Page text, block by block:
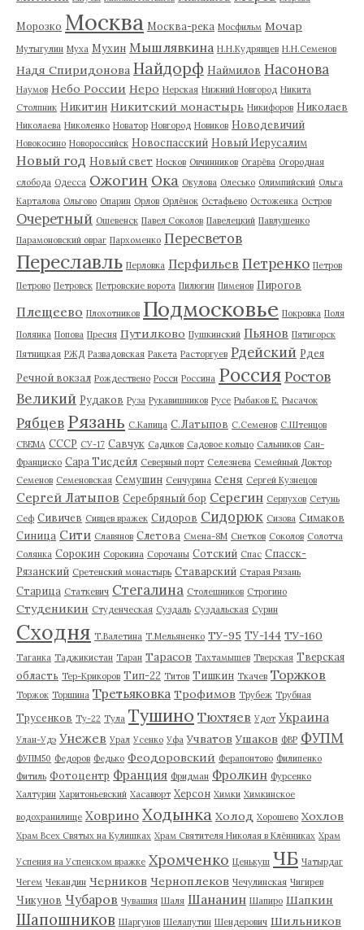
Морозко Москва Москва-река Мосфильм Мочар
Мутыгулин Муха Мухин Мышлявкина Н.Н.Кудрявцев Н.Н.Семенов
Надя Спиридонова Найдорф Наймилов Насонова
Наумов Небо России Неро Нерская Нижний Новгород Никита
Столпник Никитин Никитский монастырь Никифоров Николаев
Николаева Николенко Новатор Новгород Новиков Новодевичий
Новокосино Новороссийск Новоспасский Новый Иерусалим
Новый год Новый свет Носков Овчинников Огарёва Огородная
слобода Одесса Ожогин Ока Окулова Олесько Олимпийский Ольга
Карталова Ольгово Опарин Орлов Орлёнок Остафьево Остоженка Остров
Очеретный Ошевенск Павел Соколов Павелецкий Павлушенко
Парамоновский овраг Пархоменко Пересветов
Переславль Перловка Перфильев Петренко Петров
Петрово Петровск Петровские ворота Пилюгин Пименов Пирогов
Плещеево Плохотников Подмосковье Покровка Поля
Полянка Попова Пресня Путилково Пушкинский Пьянов Пятигорск
Пятницкая РЖД Развадовская Ракета Расторгуев Рдейский Рдея
Речной вокзал Рождествено Росси Россина Россия Ростов
Великий Рудаков Руза Рукавишников Русе Рыбаков Е. Рысачок
Рябцев Рязань С.Капица С.Латыпов С.Семенов С.Штенцов
СВЕМА СССР СУ-17 Савчук Садиков Садовое кольцо Сальников Сан-
Франциско Сара Тисдейл Северный порт Селезнева Семейный Доктор
Семенов Семеновская Семушин Сенчурина Сеня Сергей Кузнецов
Сергей Латыпов Серебряный бор Серегин Серпухов Сетунь
Сеф Сивичев Сивцев вражек Сидоров Сидорюк Сизова Симаков
Синица Сити Славянов Слетова Смена-8М Снетков Соколов Солотча
Солянка Сорокин Сорокина Сорочаны Сотский Спас Спасск-
Рязанский Сретенский монастырь Ставарский Старая Рязань
Старица Статкевич Стегалина Столешников Строгино
Студеникин Студенческая Суздаль Суздальская Сурин
Сходня Т.Валетина Т.Мельяненко ТУ-95 ТУ-144 ТУ-160
Таганка Таджикистан Таран Тарасов Тахтамышев Тверская Тверская
область Тер-Крикоров Тип-22 Титов Тишкин Ткачев Торжков
Торжок Торшина Третьяковка Трофимов Трубеж Трубная
Трусенков Ту-22 Тула Тушино Тюхтяев Удот Украина
Улан-Удэ Унежев Урал Усенко Уфа Учватов Ушаков ФВР ФУПМ
ФУПМ50 Федоров Федько Феодоровский Ферапонтово Филипенко
Фитиль Фотоцентр Франция Фридман Фролкин Фурсенко
Халтурин Харитоньевский Хасавюрт Херсон Химки Химкинское
водохранилище Ховрино Ходынка Холод Хорошево Хохлов
Храм Всех Святых на Кулишках Храм Святителя Николая в Клённиках Храм
Успения на Успенском вражке Хромченко Ценькуш ЧБ Чатырдаг
Чегем Чекандин Черников Черноплеков Чечулинская Чигирев
Чикунов Чубаров Чувашия Шаля Шананин Шапиро Шапкин
Шапошников Шаргунов Шелапутин Шендерович Шильников